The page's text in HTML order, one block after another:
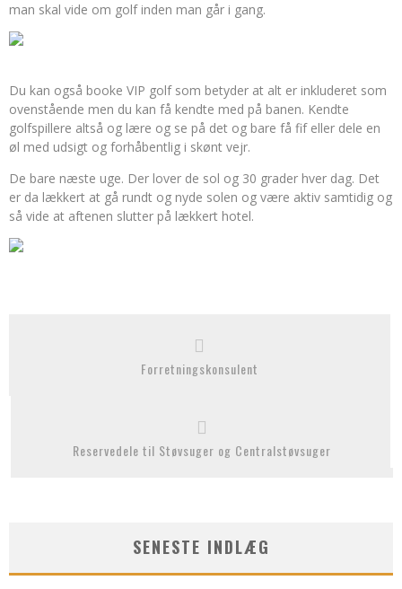
man skal vide om golf inden man går i gang.
Du kan også booke VIP golf som betyder at alt er inkluderet som
ovenstående men du kan få kendte med på banen. Kendte
golfspillere altså og lære og se på det og bare få fif eller dele en
øl med udsigt og forhåbentlig i skønt vejr.
De bare næste uge. Der lover de sol og 30 grader hver dag. Det
er da lækkert at gå rundt og nyde solen og være aktiv samtidig og
så vide at aftenen slutter på lækkert hotel.
Forretningskonsulent
Reservedele til Støvsuger og Centralstøvsuger
SENESTE INDLÆG